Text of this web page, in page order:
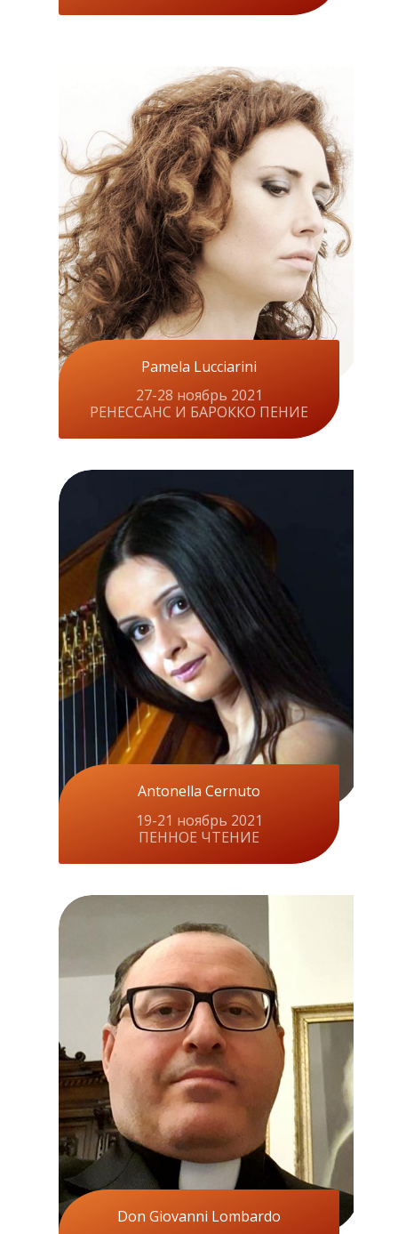
Pamela Lucciarini
27-28 ноябрь 2021
РЕНЕССАНС И БАРОККО ПЕНИЕ
Antonella Cernuto
19-21 ноябрь 2021
ПЕННОЕ ЧТЕНИЕ
Don Giovanni Lombardo